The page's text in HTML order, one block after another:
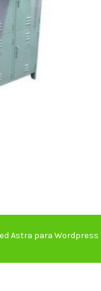
Astra para Wordpress